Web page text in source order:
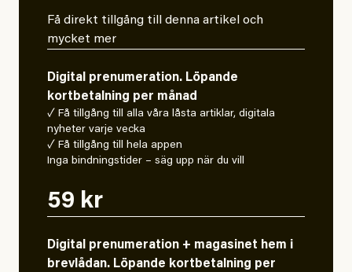
Få direkt tillgång till denna artikel och
mycket mer
Digital prenumeration. Löpande
kortbetalning per månad
✓ Få tillgång till alla våra låsta artiklar, digitala
nyheter varje vecka
✓ Få tillgång till hela appen
Inga bindningstider – säg upp när du vill
59 kr
Digital prenumeration + magasinet hem i
brevlådan. Löpande kortbetalning per